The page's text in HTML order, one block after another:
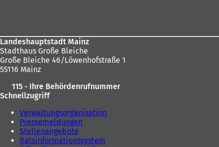
Landeshauptstadt Mainz
Stadthaus Große Bleiche
Große Bleiche 46/Löwenhofstraße 1
55116 Mainz
115 - Ihre Behördenrufnummer
Schnellzugriff
Verwaltungsorganisation
Pressemeldungen
Stellenangebote
Ratsinformationssystem